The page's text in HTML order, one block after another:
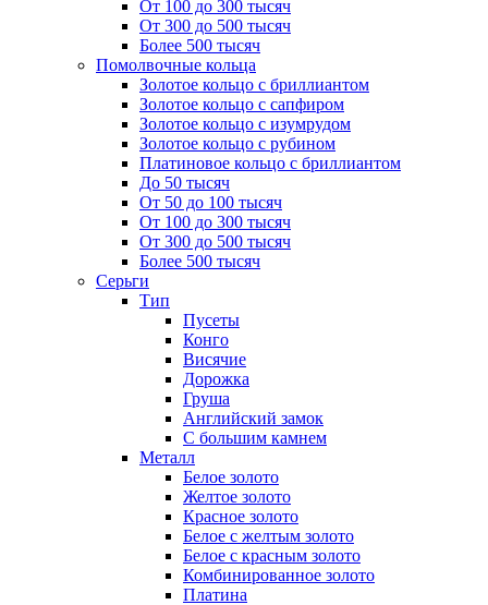
От 100 до 300 тысяч
От 300 до 500 тысяч
Более 500 тысяч
Помолвочные кольца
Золотое кольцо с бриллиантом
Золотое кольцо с сапфиром
Золотое кольцо с изумрудом
Золотое кольцо с рубином
Платиновое кольцо с бриллиантом
До 50 тысяч
От 50 до 100 тысяч
От 100 до 300 тысяч
От 300 до 500 тысяч
Более 500 тысяч
Серьги
Тип
Пусеты
Конго
Висячие
Дорожка
Груша
Английский замок
С большим камнем
Металл
Белое золото
Желтое золото
Красное золото
Белое с желтым золото
Белое с красным золото
Комбинированное золото
Платина